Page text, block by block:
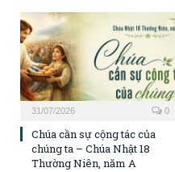
31/07/2026 0
Chúa cần sự cộng tác của
chúng ta – Chúa Nhật 18
Thường Niên, năm A